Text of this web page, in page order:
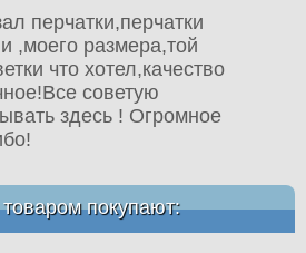
перчатки,перчатки
,моего размера,той
что хотел,качество
советую
здесь ! Огромное
покупают: